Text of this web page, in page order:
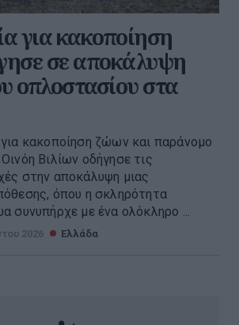
για κακοποίηση
σε αποκάλυψη
οπλοστασίου στα
κακοποίηση ζώων και παράνομο
Βιλίων οδήγησε τις
στην αποκάλυψη μιας
όπου η σκληρότητα
συνυπήρχε με ένα ολόκληρο ...
2026 Ελλάδα